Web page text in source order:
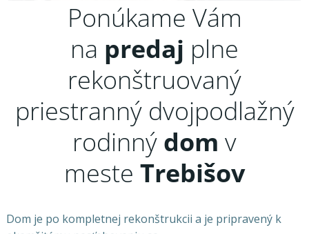
Ponúkame Vám
na predaj plne
rekonštruovaný
priestranný dvojpodlažný
rodinný dom v
meste Trebišov
Dom je po kompletnej rekonštrukcii a je pripravený k